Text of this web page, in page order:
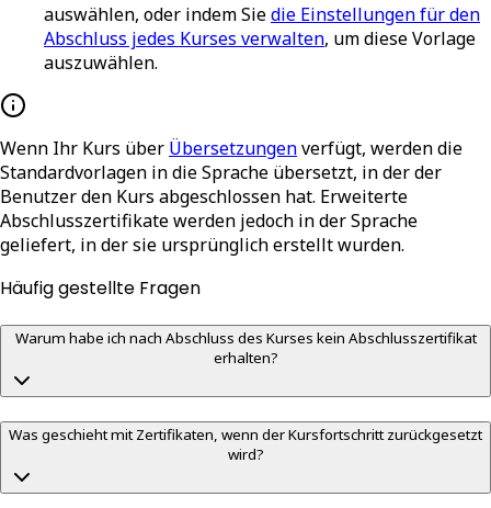
auswählen, oder indem Siedie Einstellungen für den
Abschluss jedes Kurses verwalten, um diese Vorlage
auszuwählen.
Wenn Ihr Kurs über Übersetzungenverfügt, werden die
Standardvorlagen in die Sprache übersetzt, in der der
Benutzer den Kurs abgeschlossen hat. Erweiterte
Abschlusszertifikate werden jedoch in der Sprache
geliefert, in der sie ursprünglich erstellt wurden.
Häufig gestellte Fragen
Warum habe ich nach Abschluss des Kurses kein Abschlusszertifikat
erhalten?
Was geschieht mit Zertifikaten, wenn der Kursfortschritt zurückgesetzt
wird?